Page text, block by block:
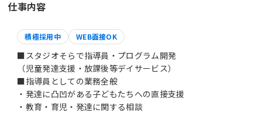
仕事内容
積極採用中 WEB面接OK
■スタジオそらで指導員・プログラム開発
（児童発達支援・放課後等デイサービス）
■指導員としての業務全般
・発達に凸凹がある子どもたちへの直接支援
・教育・育児・発達に関する相談